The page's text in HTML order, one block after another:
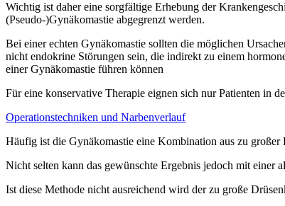
Wichtig ist daher eine sorgfältige Erhebung der
(Pseudo-)Gynäkomastie abgegrenzt werden.
Bei einer echten Gynäkomastie sollten die möglichen
nicht endokrine Störungen sein, die indirekt zu einem
einer Gynäkomastie führen können
Für eine konservative Therapie eignen sich nur Patienten in
Operationstechniken und Narbenverlauf
Häufig ist die Gynäkomastie eine Kombination aus zu großer
Nicht selten kann das gewünschte Ergebnis jedoch mit einer
Ist diese Methode nicht ausreichend wird der zu große